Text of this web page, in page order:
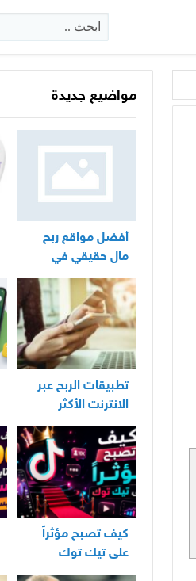
البحث:
مواضيع جديدة
أفضل مواقع ربح
مال حقيقي في
المغرب
تطبيقات الربح عبر
الانترنت الأكثر
استخدامًا في العراق
كيف تصبح مؤثراً
على تيك توك